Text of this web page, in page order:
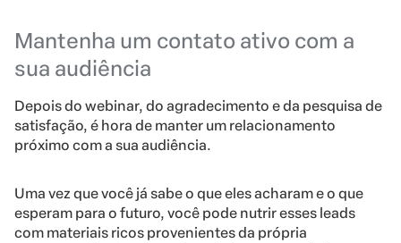
Mantenha um contato ativo com a
sua audiência
Depois do webinar, do agradecimento e da pesquisa de
satisfação, é hora de manter um relacionamento
próximo com a sua audiência.
Uma vez que você já sabe o que eles acharam e o que
esperam para o futuro, você pode nutrir esses leads
com materiais ricos provenientes da própria